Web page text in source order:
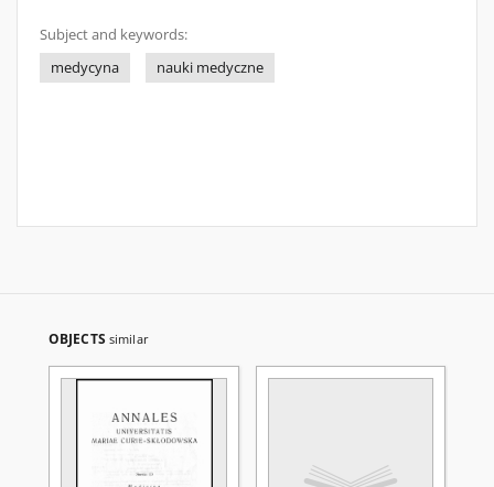
Subject and keywords:
medycyna
nauki medyczne
OBJECTS similar